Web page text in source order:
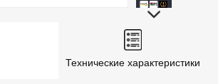
Технические характеристики